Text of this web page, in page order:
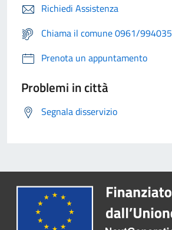
Richiedi Assistenza
Chiama il comune 0961/994035
Prenota un appuntamento
Problemi in città
Segnala disservizio